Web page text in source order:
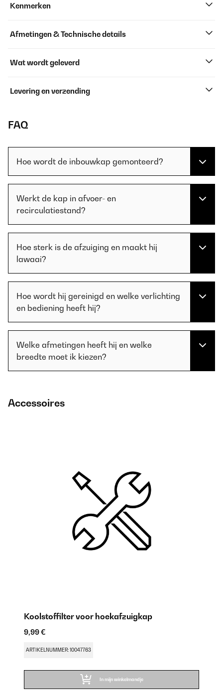
Kenmerken
Afmetingen & Technische details
Wat wordt geleverd
Levering en verzending
FAQ
Hoe wordt de inbouwkap gemonteerd?
Werkt de kap in afvoer- en
recirculatiestand?
Hoe sterk is de afzuiging en maakt hij
lawaai?
Hoe wordt hij gereinigd en welke verlichting
en bediening heeft hij?
Welke afmetingen heeft hij en welke
breedte moet ik kiezen?
Accessoires
Koolstoffilter voor hoekafzuigkap
9,99 €
ARTIKELNUMMER: 10047763
In mijn winkelmandje